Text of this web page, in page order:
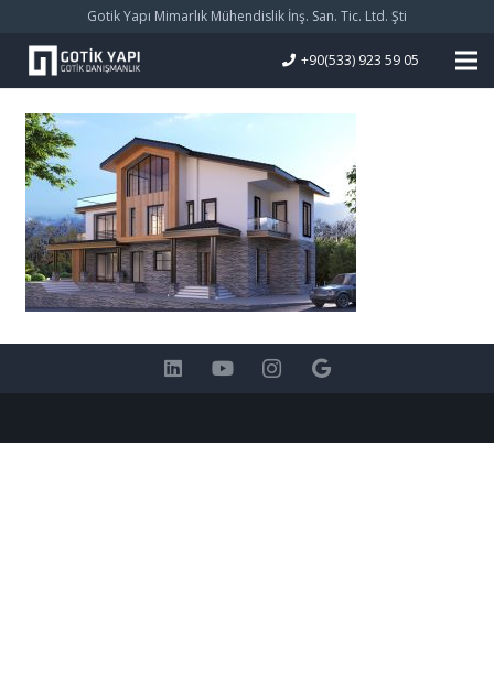
Gotik Yapı Mimarlık Mühendislik İnş. San. Tic. Ltd. Şti
+90(533) 923 59 05